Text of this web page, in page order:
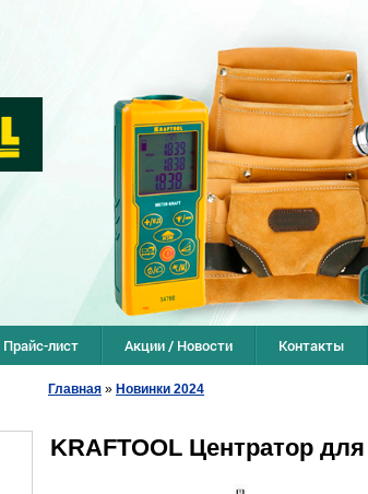
Прайс-лист Акции / Новости Контакты
Главная » Новинки 2024
KRAFTOOL Центратор